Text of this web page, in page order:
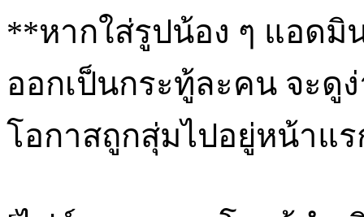
**หากใส่รูปน้อง ๆ แอดมิ
ออกเป็นกระทู้ละคน จะดู
โอกาสถูกสุ่มไปอยู่หน้าแ